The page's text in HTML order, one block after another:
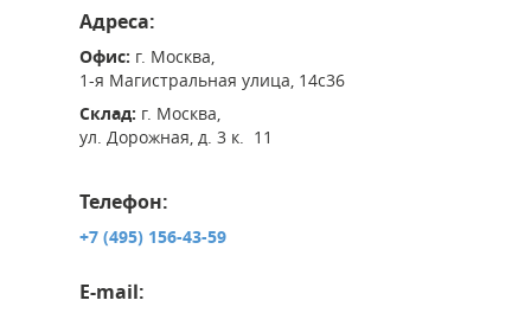
Адреса:
Офис: г. Москва,
1-я Магистральная улица, 14с36
Склад: г. Москва,
ул. Дорожная, д. 3 к. 11
Телефон:
+7 (495) 156-43-59
E-mail: